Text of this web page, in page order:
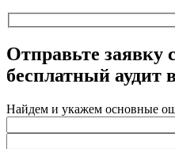
Отправьте заявку
бесплатный аудит
Найдем и укажем основные